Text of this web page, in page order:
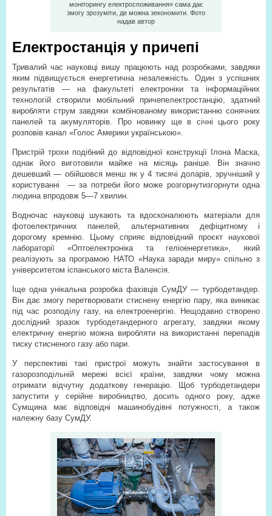
моніторингу електроспоживання» сама дає
змогу зрозуміти, де можна зекономити. Фото
надав автор
Електростанція у причепі
Тривалий час науковці вишу працюють над розробками, завдяки
яким підвищується енергетична незалежність. Один з успішних
результатів — на факультеті електроніки та інформаційних
технологій створили мобільний причеп­електростанцію, здатний
виробляти струм завдяки комбінованому використанню сонячних
панелей та акумуляторів. Про новинку ще в січні цього року
розповів канал «Голос Америки українською».
Пристрій трохи подібний до відповідної конструкції Ілона Маска,
однак його виготовили майже на місяць раніше. Він значно
дешевший — обійшовся менш як у 4 тисячі доларів, зручніший у
користуванні
— за потреби його може розгорнути­згорнути одна
людина впродовж 5—7 хвилин.
Водночас науковці шукають та вдосконалюють матеріали для
фотоелектричних панелей, альтернативних дефіцитному і
дорогому кремнію. Цьому сприяє відповідний проєкт наукової
лабораторії «Оптоелектроніка та геліоенергетика», який
реалізують за програмою НАТО «Наука заради миру» спільно з
університетом іспанського міста Валенсія.
Іще одна унікальна розробка фахівців СумДУ — турбодетандер.
Він дає змогу перетворювати стиснену енергію пару, яка виникає
під час розподілу газу, на електроенергію. Нещодавно створено
дослідний зразок турбодетандерного агрегату, завдяки якому
електричну енергію можна виробляти на використанні перепадів
тиску стисненого газу або пари.
У перспективі такі пристрої можуть знайти застосування в
газорозподільній мережі всієї країни, завдяки чому можна
отримати відчутну додаткову генерацію. Щоб турбодетандери
запустити у серійне виробництво, досить одного року, адже
Сумщина має відповідні машинобудівні потужності, а також
належну базу СумДУ.